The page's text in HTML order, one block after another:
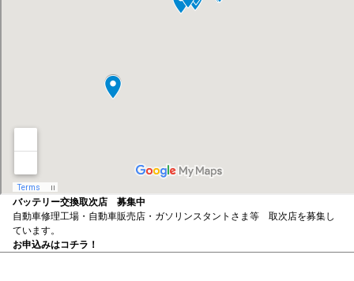
バッテリー交換取次店 募集中
自動車修理工場・自動車販売店・ガソリンスタントさま等 取次店を募集し
ています。
お申込みはコチラ！